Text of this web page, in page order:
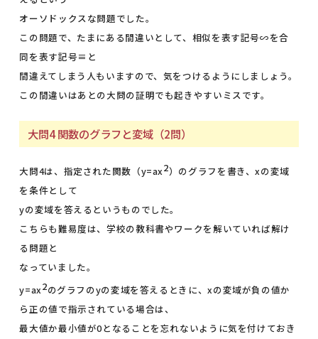
オーソドックスな問題でした。
この問題で、たまにある間違いとして、相似を表す記号∽を合
同を表す記号≡と
間違えてしまう人もいますので、気をつけるようにしましょう。
この間違いはあとの大問の証明でも起きやすいミスです。
大問4 関数のグラフと変域（2問）
大問4は、指定された関数（y=ax2）のグラフを書き、xの変域
を条件として
yの変域を答えるというものでした。
こちらも難易度は、学校の教科書やワークを解いていれば解け
る問題と
なっていました。
y=ax2のグラフのyの変域を答えるときに、xの変域が負の値か
ら正の値で指示されている場合は、
最大値か最小値が0となることを忘れないように気を付けておき